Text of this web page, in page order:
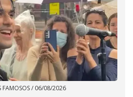
FAMOSOS/ 06/08/2026